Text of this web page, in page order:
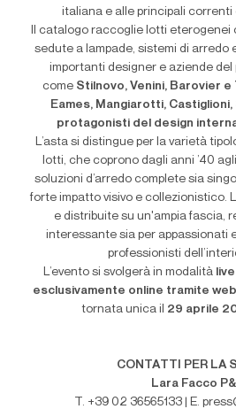
italiana e alle principali correnti
Il catalogo raccoglie lotti eterogenei
sedute a lampade, sistemi di arredo
importanti designer e aziende del
come Stilnovo, Venini, Barovier
Eames, Mangiarotti,
protagonisti del design
L’asta si distingue per la varietà
lotti, che coprono dagli anni ’40
soluzioni d’arredo complete sia
forte impatto visivo e collezionistico.
e distribuite su un'ampia fascia,
interessante sia per appassionati
professionisti
L’evento si svolgerà in modalità
esclusivamente online tramite
tornata unica il 29 aprile
CONTATTI PER LA
Lara Facco
T. +39 02 36565133 | E.